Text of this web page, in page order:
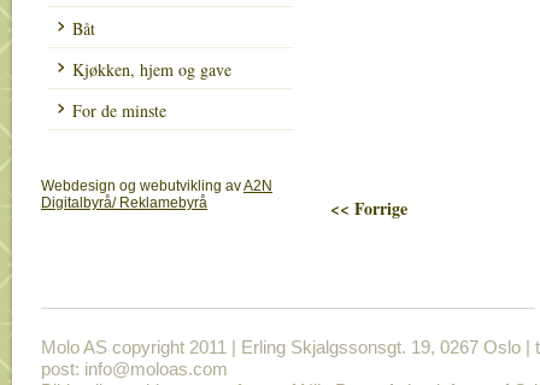
Båt
Kjøkken, hjem og gave
For de minste
<< Forrige
Molo AS copyright 2011 | Erling Skjalgssonsgt. 19, 0267 Oslo |
post: info@moloas.com
Webdesign og webutvikling avA2N
Digitalbyrå/ Reklamebyrå